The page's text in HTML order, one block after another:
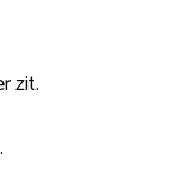
zit.